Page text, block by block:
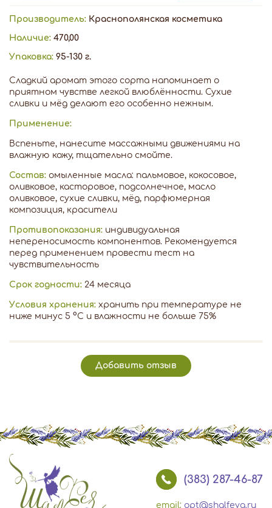
Производитель: Краснополянская косметика
Наличие: 470,00
Упаковка: 95-130 г.
Сладкий аромат этого сорта напоминает о
приятном чувстве легкой влюблённости. Сухие
сливки и мёд делают его особенно нежным.
Применение:
Вспеньте, нанесите массажными движениями на
влажную кожу, тщательно смойте.
Состав: омыленные масла: пальмовое, кокосовое,
оливковое, касторовое, подсолнечное, масло
оливковое, сухие сливки, мёд, парфюмерная
композиция, красители
Противопоказания: индивидуальная
непереносимость компонентов. Рекомендуется
перед применением провести тест на
чувствительность
Срок годности: 24 месяца
Условия хранения: хранить при температуре не
ниже минус 5 °С и влажности не больше 75%
Добавить отзыв
(383) 287-46-87
email: opt@shalfeya.ru